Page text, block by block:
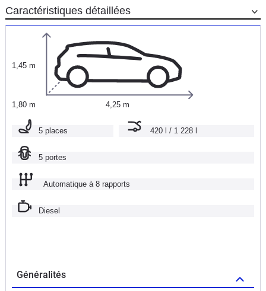
Caractéristiques détaillées
1,45 m
1,80 m 4,25 m
5 places 420 l / 1 228 l
5 portes
Automatique à 8 rapports
Diesel
Généralités